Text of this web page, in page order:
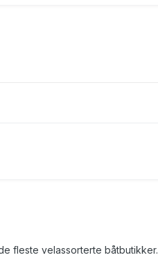
fleste velassorterte båtbutikker.